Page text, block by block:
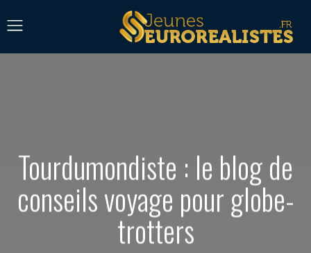
Tourdumondiste : le blog de
conseils voyage pour globe-
trotters